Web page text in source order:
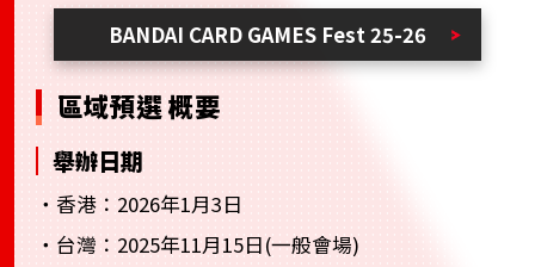
BANDAI CARD GAMES Fest 25-26
區域預選 概要
舉辦日期
・香港：2026年1月3日
・台灣：2025年11月15日(一般會場)